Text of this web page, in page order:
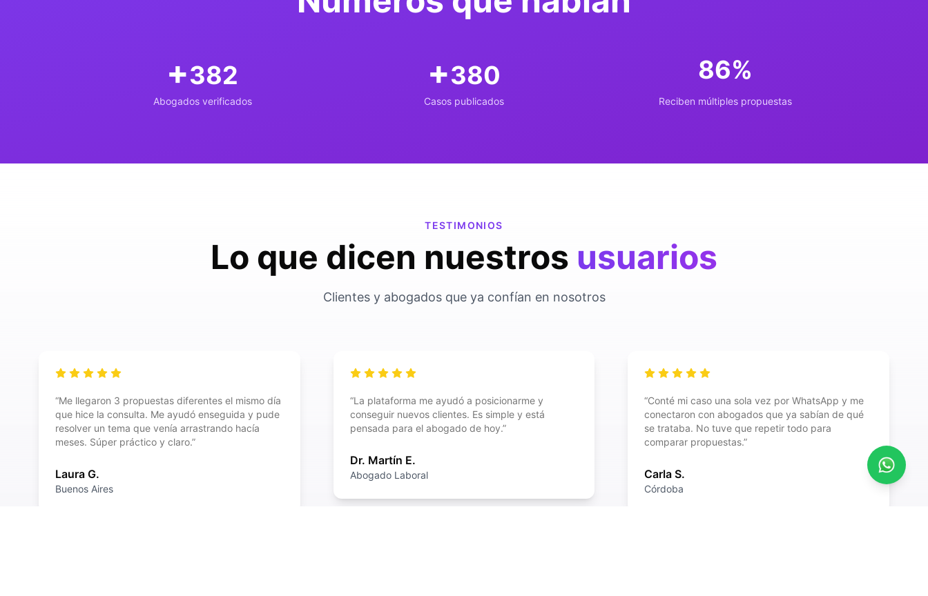
+610
Abogados verificados
+608
Casos publicados
86%
Reciben múltiples propuestas
TESTIMONIOS
Lo que dicen nuestros usuarios
Clientes y abogados que ya confían en nosotros
“Me llegaron 3 propuestas diferentes el mismo día
que hice la consulta. Me ayudó enseguida y pude
resolver un tema que venía arrastrando hacía
meses. Súper práctico y claro.”
Laura G.
Buenos Aires
“La plataforma me ayudó a posicionarme y
conseguir nuevos clientes. Es simple y está
pensada para el abogado de hoy.”
Dr. Martín E.
Abogado Laboral
“Conté mi caso una sola vez por WhatsApp y me
conectaron con abogados que ya sabían de qué
se trataba. No tuve que repetir todo para
comparar propuestas.”
Carla S.
Córdoba